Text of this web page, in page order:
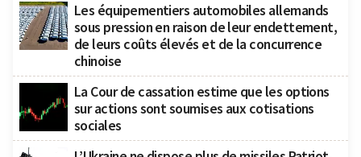
Les équipementiers automobiles allemands
sous pression en raison de leur endettement,
de leurs coûts élevés et de la concurrence
chinoise
La Cour de cassation estime que les options
sur actions sont soumises aux cotisations
sociales